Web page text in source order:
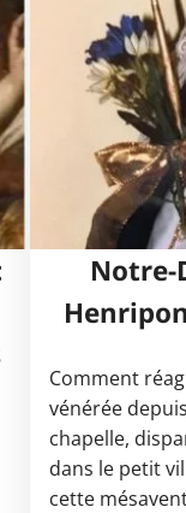
Notre-
Comment
vénérée
chapelle,
dans le petit
cette